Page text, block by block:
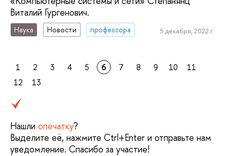
Виталий Гургенович.
Наука Новости профессора 5 декабря, 2022 г.
1 2 3 4 5 6 7 8 9 10
11
12
13
Нашли опечатку?
Выделите её, нажмите Ctrl+Enter и отправьте нам
уведомление. Спасибо за участие!